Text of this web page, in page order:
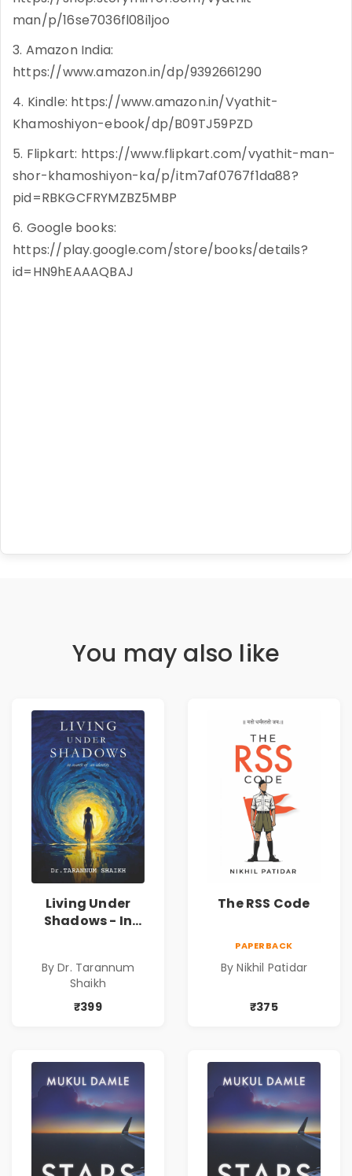
man/p/16se7036fl08i1joo
3. Amazon India:
https://www.amazon.in/dp/9392661290
4. Kindle: https://www.amazon.in/Vyathit-
Khamoshiyon-ebook/dp/B09TJ59PZD
5. Flipkart: https://www.flipkart.com/vyathit-man-
shor-khamoshiyon-ka/p/itm7af0767f1da88?
pid=RBKGCFRYMZBZ5MBP
6. Google books:
https://play.google.com/store/books/details?
id=HN9hEAAAQBAJ
You may also like
Living Under
Shadows - In
Tarannum Shaikh
| Pre-Order
By Dr. Tarannum
Shaikh
₹399
The RSS Code
PAPERBACK
By Nikhil Patidar
₹375